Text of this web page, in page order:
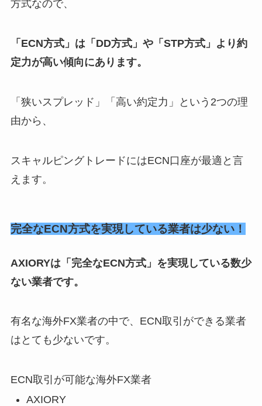
方式なので、
「ECN方式」は「DD方式」や「STP方式」より約
定力が高い傾向にあります。
「狭いスプレッド」「高い約定力」という2つの理
由から、
スキャルピングトレードにはECN口座が最適と言
えます。
完全なECN方式を実現している業者は少ない！
AXIORYは「完全なECN方式」を実現している数少
ない業者です。
有名な海外FX業者の中で、ECN取引ができる業者
はとても少ないです。
ECN取引が可能な海外FX業者
AXIORY